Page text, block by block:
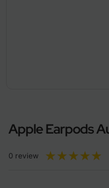
Apple Earpods
0 review ★★★★★